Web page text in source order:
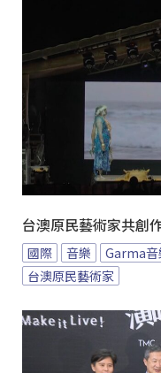
台澳原民藝術家共創
國際 音樂 Garma音
台澳原民藝術家